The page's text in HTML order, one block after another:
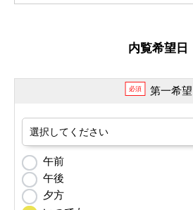
内覧希望日
必須 第一希望
午前
午後
夕方